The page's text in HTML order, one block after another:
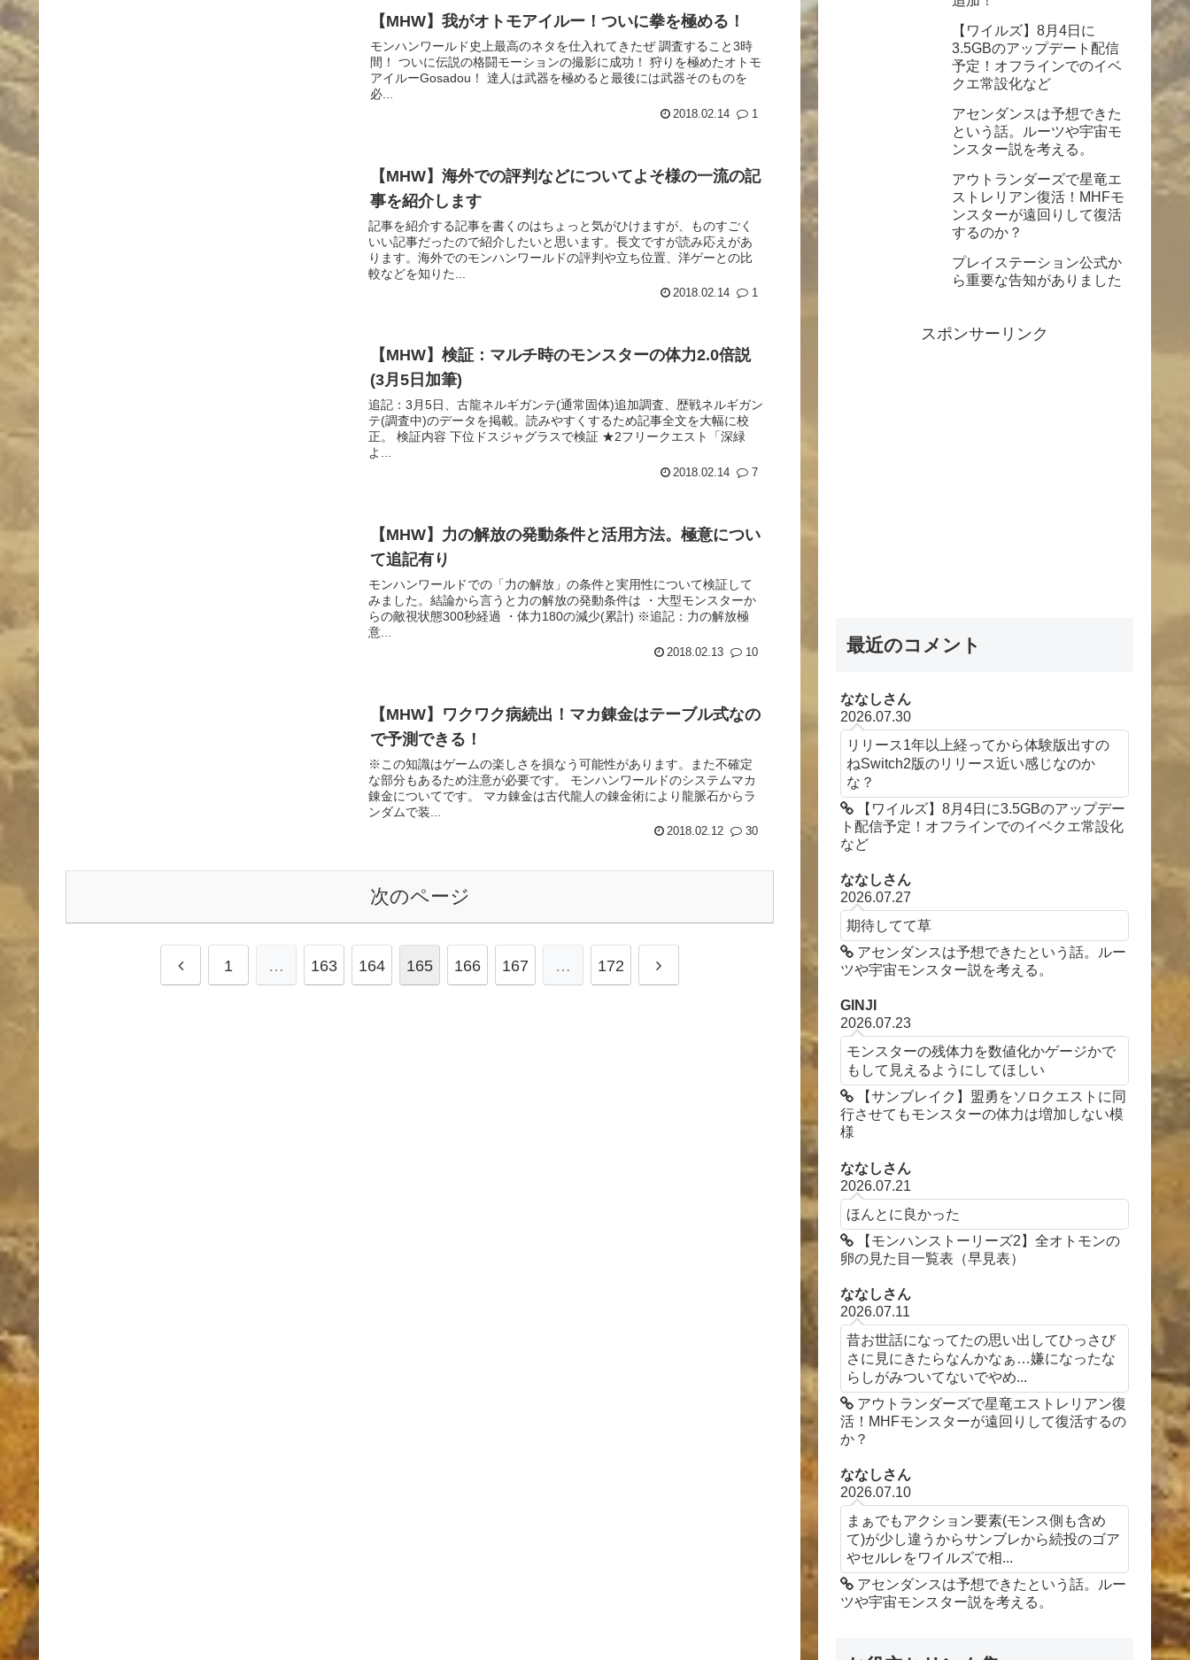
【MHW】我がオトモアイルー！ついに拳を極める！
モンハンワールド史上最高のネタを仕入れてきたぜ 調査すること3時
間！ ついに伝説の格闘モーションの撮影に成功！ 狩りを極めたオトモ
アイルーGosadou！ 達人は武器を極めると最後には武器そのものを
必...
2018.02.14 1
【MHW】海外での評判などについてよそ様の一流の記
事を紹介します
記事を紹介する記事を書くのはちょっと気がひけますが、ものすごく
いい記事だったので紹介したいと思います。長文ですが読み応えがあ
ります。海外でのモンハンワールドの評判や立ち位置、洋ゲーとの比
較などを知りた...
2018.02.14 1
【MHW】検証：マルチ時のモンスターの体力2.0倍説
(3月5日加筆)
追記：3月5日、古龍ネルギガンテ(通常固体)追加調査、歴戦ネルギガン
テ(調査中)のデータを掲載。読みやすくするため記事全文を大幅に校
正。 検証内容 下位ドスジャグラスで検証 ★2フリークエスト「深緑
よ...
2018.02.14 7
【MHW】力の解放の発動条件と活用方法。極意につい
て追記有り
モンハンワールドでの「力の解放」の条件と実用性について検証して
みました。結論から言うと力の解放の発動条件は ・大型モンスターか
らの敵視状態300秒経過 ・体力180の減少(累計) ※追記：力の解放極
意...
2018.02.13 10
【MHW】ワクワク病続出！マカ錬金はテーブル式なの
で予測できる！
※この知識はゲームの楽しさを損なう可能性があります。また不確定
な部分もあるため注意が必要です。 モンハンワールドのシステムマカ
錬金についてです。 マカ錬金は古代龍人の錬金術により龍脈石からラ
ンダムで装...
2018.02.12 30
次のページ
前 1 … 163 164 165 166 167 … 172 次
【ワイルズ】8月4日に
3.5GBのアップデート配信
予定！オフラインでのイベ
クエ常設化など
アセンダンスは予想できた
という話。ルーツや宇宙モ
ンスター説を考える。
アウトランダーズで星竜エ
ストレリアン復活！MHFモ
ンスターが遠回りして復活
するのか？
プレイステーション公式か
ら重要な告知がありました
スポンサーリンク
最近のコメント
ななしさん
2026.07.30
リリース1年以上経ってから体験版出すの
ねSwitch2版のリリース近い感じなのか
な？
【ワイルズ】8月4日に3.5GBのアップデー
ト配信予定！オフラインでのイベクエ常設化
など
ななしさん
2026.07.27
期待してて草
アセンダンスは予想できたという話。ルー
ツや宇宙モンスター説を考える。
GINJI
2026.07.23
モンスターの残体力を数値化かゲージかで
もして見えるようにしてほしい
【サンブレイク】盟勇をソロクエストに同
行させてもモンスターの体力は増加しない模
様
ななしさん
2026.07.21
ほんとに良かった
【モンハンストーリーズ2】全オトモンの
卵の見た目一覧表（早見表）
ななしさん
2026.07.11
昔お世話になってたの思い出してひっさび
さに見にきたらなんかなぁ…嫌になったな
らしがみついてないでやめ...
アウトランダーズで星竜エストレリアン復
活！MHFモンスターが遠回りして復活するの
か？
ななしさん
2026.07.10
まぁでもアクション要素(モンス側も含め
て)が少し違うからサンブレから続投のゴア
やセルレをワイルズで相...
アセンダンスは予想できたという話。ルー
ツや宇宙モンスター説を考える。